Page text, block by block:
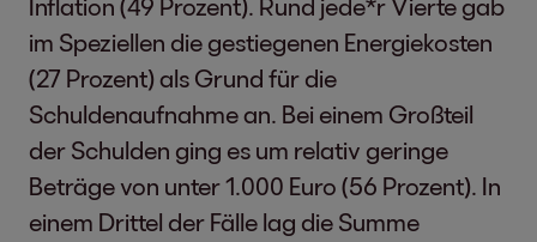
Inflation (49 Prozent). Rund jede*r Vierte gab
im Speziellen die gestiegenen Energiekosten
(27 Prozent) als Grund für die
Schuldenaufnahme an. Bei einem Großteil
der Schulden ging es um relativ geringe
Beträge von unter 1.000 Euro (56 Prozent). In
einem Drittel der Fälle lag die Summe